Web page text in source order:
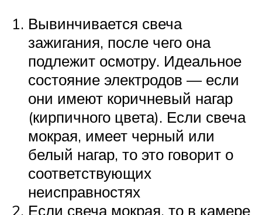
Вывинчивается свеча
зажигания, после чего она
подлежит осмотру. Идеальное
состояние электродов — если
они имеют коричневый нагар
(кирпичного цвета). Если свеча
мокрая, имеет черный или
белый нагар, то это говорит о
соответствующих
неисправностях
Если свеча мокрая, то в камере